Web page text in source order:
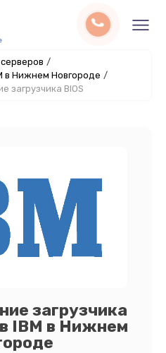
/
в Нижнем Новгороде /
загрузчика BIOS
загрузчика
IBM в Нижнем